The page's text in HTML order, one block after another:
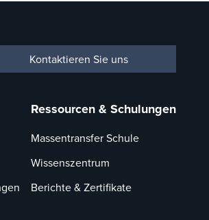
Kontaktieren Sie uns
Ressourcen & Schulungen
Massentransfer Schule
Wissenszentrum
Berichte & Zertifikate